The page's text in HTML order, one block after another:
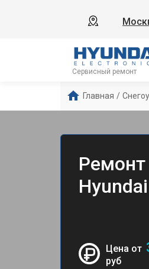
Сервисный ремонт
Главная /
Цена от
руб